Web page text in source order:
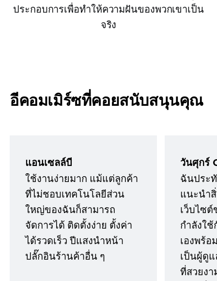
ประกอบการเพื่อทำให้ความฝันของพวกเขาเป็น
จริง
อีคอมเมิร์ซที่คอยสนับสนุนคุณ
แอนเซลล์บี
ใช้งานง่ายมาก แม้แต่ลูกค้า
ที่ไม่ชอบเทคโนโลยีส่วน
ใหญ่ของฉันก็สามารถ
จัดการได้ ติดตั้งง่าย ตั้งค่า
ได้รวดเร็ว ปีแสงนำหน้า
ปลั๊กอินร้านค้าอื่น ๆ
วันศุกร์
ฉันประ
แนะนำ
เว็บไซ
กำลังใ
เองพร้
เป็นผู้ดูแ
ที่สวยง